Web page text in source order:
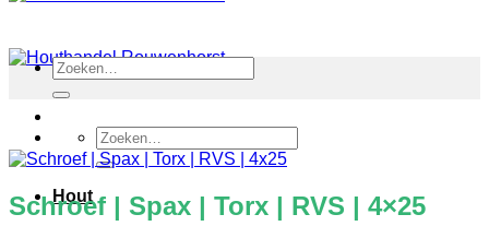
Zoeken
naar:
Hout
Zoeken
naar:
Schroef | Spax | Torx | RVS | 4×25